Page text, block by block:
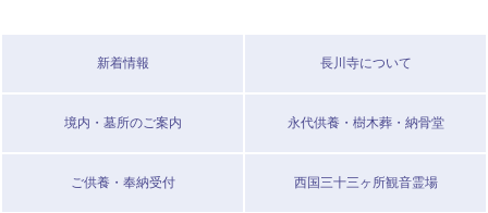
新着情報 長川寺について
境内・墓所のご案内 永代供養・樹木葬・納骨堂
ご供養・奉納受付 西国三十三ヶ所観音霊場